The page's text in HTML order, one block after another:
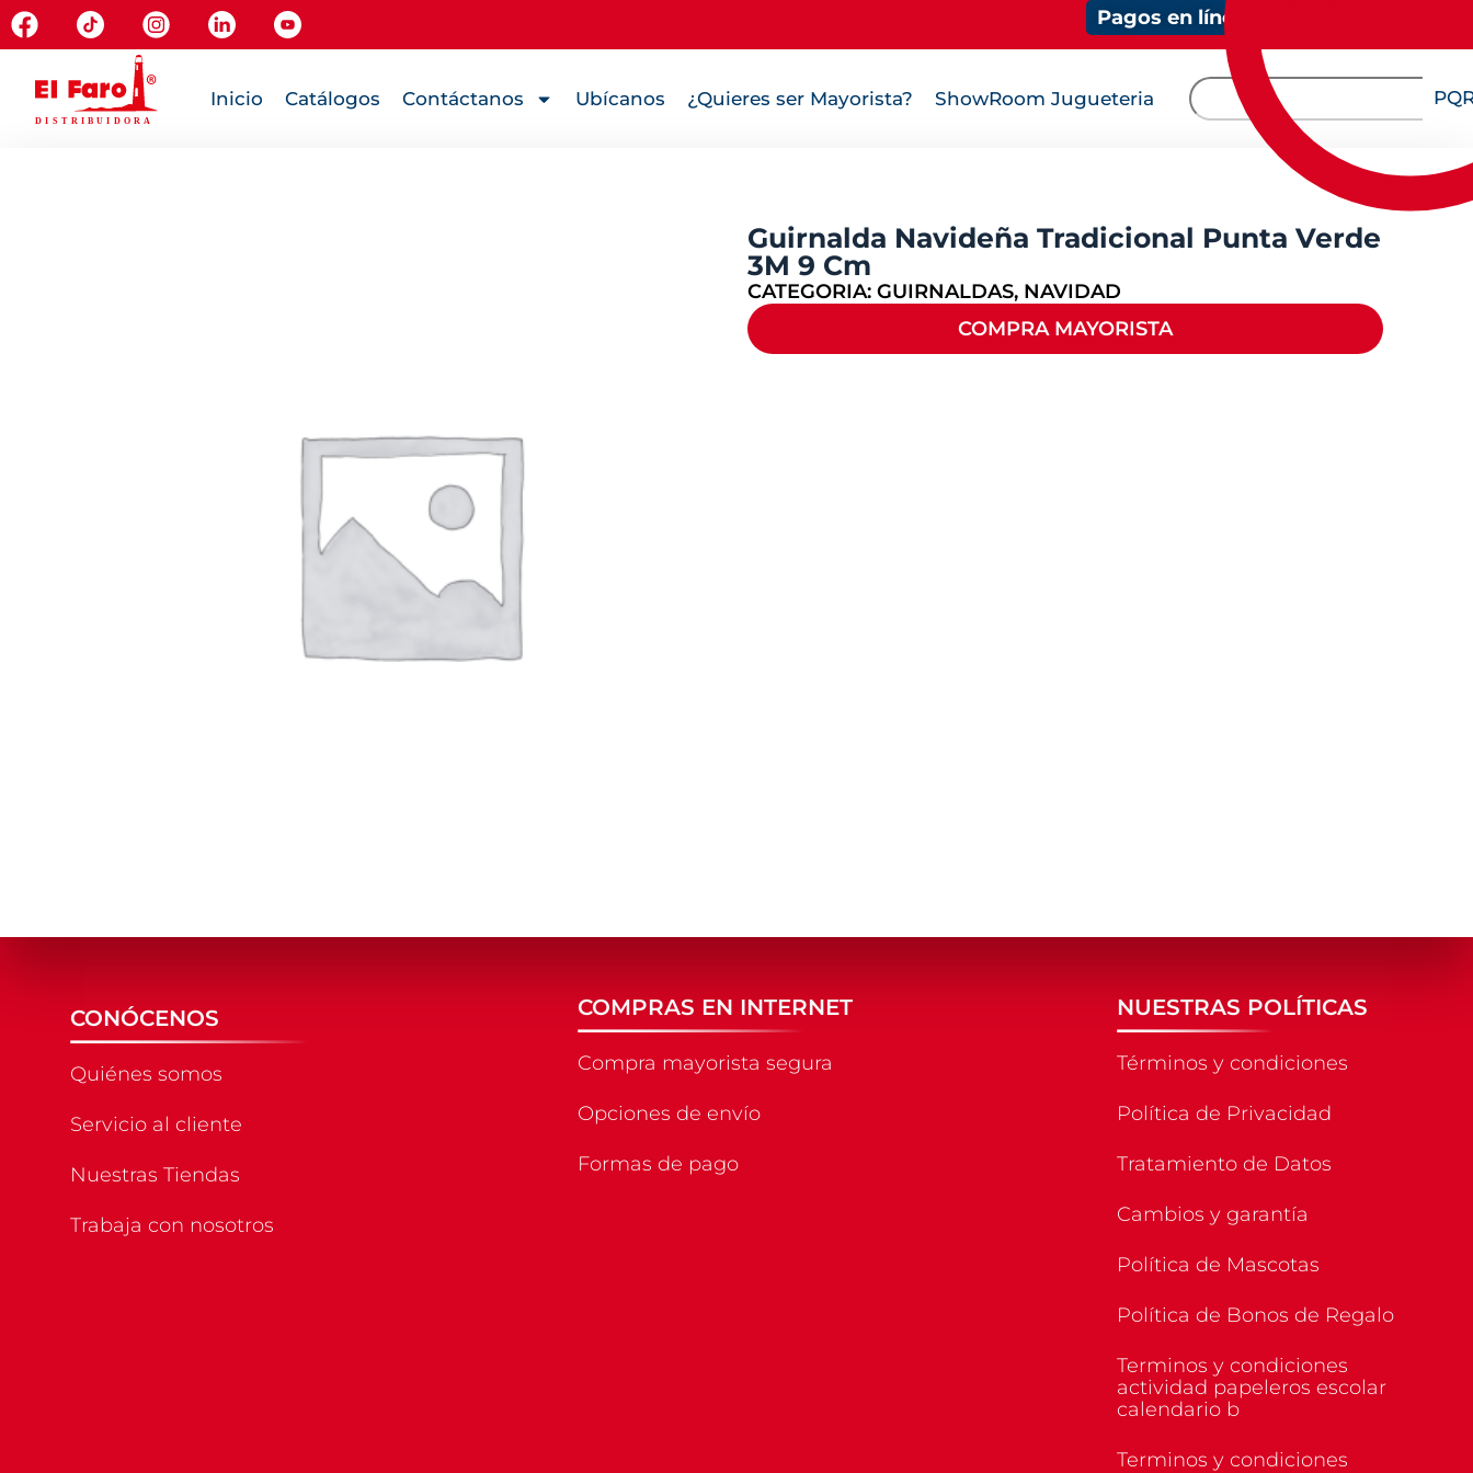
Pagos en línea
Inicio Catálogos Contáctanos Ubícanos ¿Quieres ser Mayorista? ShowRoom Jugueteria
Guirnalda Navideña Tradicional Punta Verde
3M 9 Cm
CATEGORIA: GUIRNALDAS, NAVIDAD
COMPRA MAYORISTA
CONÓCENOS
Quiénes somos
Servicio al cliente
Nuestras Tiendas
Trabaja con nosotros
COMPRAS EN INTERNET
Compra mayorista segura
Opciones de envío
Formas de pago
NUESTRAS POLÍTICAS
Términos y condiciones
Política de Privacidad
Tratamiento de Datos
Cambios y garantía
Política de Mascotas
Política de Bonos de Regalo
Terminos y condiciones
actividad papeleros escolar
calendario b
Terminos y condiciones